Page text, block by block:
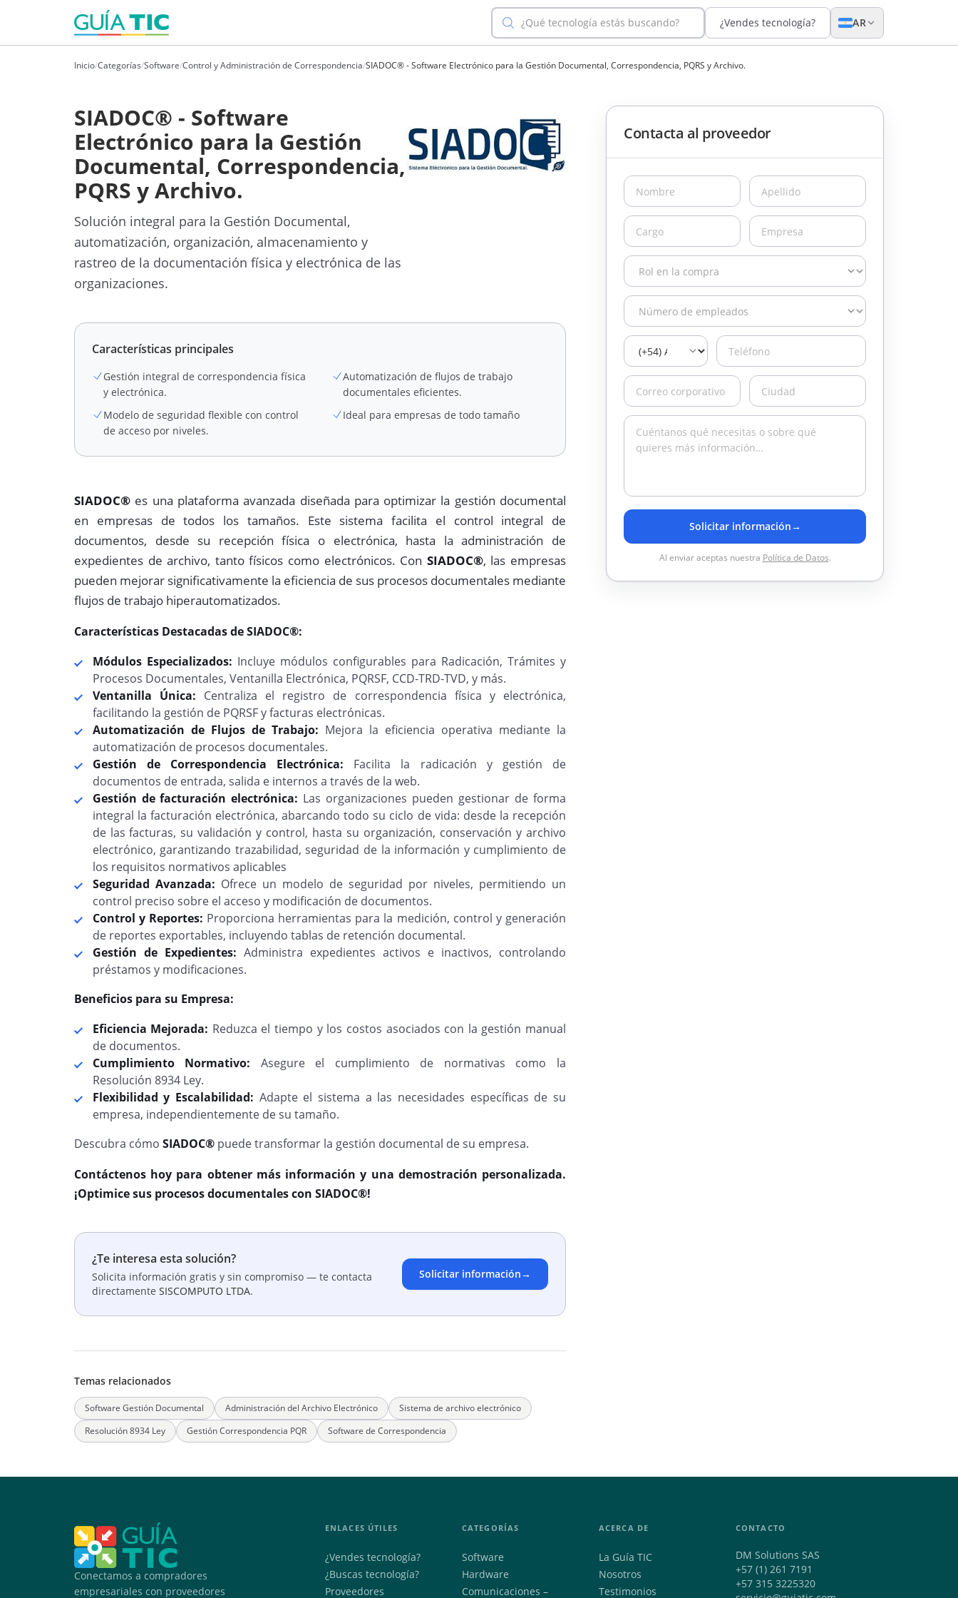
¿Qué tecnología estás buscando? ¿Vendes tecnología? AR
Inicio/Categorías/Software/Control y Administración de Correspondencia/SIADOC® - Software Electrónico para la Gestión Documental, Correspondencia, PQRS y Archivo.
SIADOC® - Software
Electrónico para la Gestión
Documental, Correspondencia,
PQRS y Archivo.
Solución integral para la Gestión Documental,
automatización, organización, almacenamiento y
rastreo de la documentación física y electrónica de las
organizaciones.
Características principales
Gestión integral de correspondencia física
y electrónica.
Automatización de flujos de trabajo
documentales eficientes.
Modelo de seguridad flexible con control
de acceso por niveles.
Ideal para empresas de todo tamaño
SIADOC® es una plataforma avanzada diseñada para optimizar la gestión documental
en empresas de todos los tamaños. Este sistema facilita el control integral de
documentos, desde su recepción física o electrónica, hasta la administración de
expedientes de archivo, tanto físicos como electrónicos. Con SIADOC®, las empresas
pueden mejorar significativamente la eficiencia de sus procesos documentales mediante
flujos de trabajo hiperautomatizados.
Características Destacadas de SIADOC®:
Módulos Especializados: Incluye módulos configurables para Radicación, Trámites y
Procesos Documentales, Ventanilla Electrónica, PQRSF, CCD-TRD-TVD, y más.
Ventanilla Única: Centraliza el registro de correspondencia física y electrónica,
facilitando la gestión de PQRSF y facturas electrónicas.
Automatización de Flujos de Trabajo: Mejora la eficiencia operativa mediante la
automatización de procesos documentales.
Gestión de Correspondencia Electrónica: Facilita la radicación y gestión de
documentos de entrada, salida e internos a través de la web.
Gestión de facturación electrónica: Las organizaciones pueden gestionar de forma
integral la facturación electrónica, abarcando todo su ciclo de vida: desde la recepción
de las facturas, su validación y control, hasta su organización, conservación y archivo
electrónico, garantizando trazabilidad, seguridad de la información y cumplimiento de
los requisitos normativos aplicables
Seguridad Avanzada: Ofrece un modelo de seguridad por niveles, permitiendo un
control preciso sobre el acceso y modificación de documentos.
Control y Reportes: Proporciona herramientas para la medición, control y generación
de reportes exportables, incluyendo tablas de retención documental.
Gestión de Expedientes: Administra expedientes activos e inactivos, controlando
préstamos y modificaciones.
Beneficios para su Empresa:
Eficiencia Mejorada: Reduzca el tiempo y los costos asociados con la gestión manual
de documentos.
Cumplimiento Normativo: Asegure el cumplimiento de normativas como la
Resolución 8934 Ley.
Flexibilidad y Escalabilidad: Adapte el sistema a las necesidades específicas de su
empresa, independientemente de su tamaño.
Descubra cómo SIADOC® puede transformar la gestión documental de su empresa.
Contáctenos hoy para obtener más información y una demostración personalizada.
¡Optimice sus procesos documentales con SIADOC®!
¿Te interesa esta solución?
Solicita información gratis y sin compromiso — te contacta
directamente SISCOMPUTO LTDA.
Solicitar información→
Temas relacionados
Software Gestión Documental Administración del Archivo Electrónico
Sistema de archivo electrónico
Resolución 8934 Ley
Gestión Correspondencia PQR Software de Correspondencia
Contacta al proveedor
Solicitar información→
Al enviar aceptas nuestra Política de Datos.
Conectamos a compradores
empresariales con proveedores
ENLACES ÚTILES
¿Vendes tecnología?
¿Buscas tecnología?
Proveedores
CATEGORÍAS
Software
Hardware
Comunicaciones –
ACERCA DE
La Guía TIC
Nosotros
Testimonios
CONTACTO
DM Solutions SAS
+57 (1) 261 7191
+57 315 3225320